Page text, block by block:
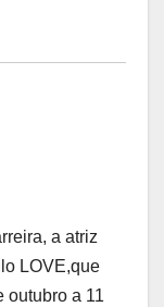
a atriz
LOVE,que
outubro a 11